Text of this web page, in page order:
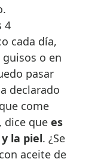
4
cada día,
guisos o en
pasar
declarado
come
dice que es
la piel. ¿Se
aceite de